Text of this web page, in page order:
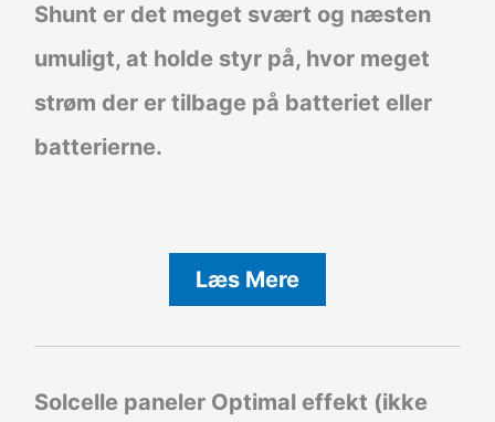
Shunt er det meget svært og næsten
umuligt, at holde styr på, hvor meget
strøm der er tilbage på batteriet eller
batterierne.
Læs Mere
Solcelle paneler Optimal effekt (ikke